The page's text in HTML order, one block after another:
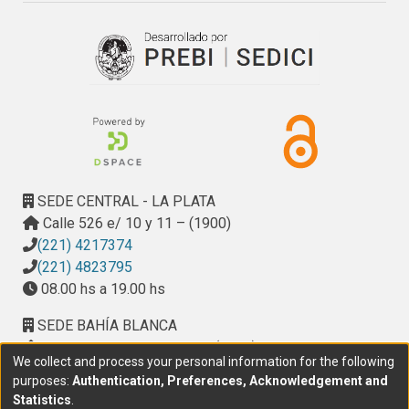
SEDE CENTRAL - LA PLATA
Calle 526 e/ 10 y 11 – (1900)
(221) 4217374
(221) 4823795
08.00 hs a 19.00 hs
SEDE BAHÍA BLANCA
Calle Ciudad de Cali 320 – (8000). Universidad
Provincial del Sudoeste (UPSO)
(291) 459 2550, interno 147
We collect and process your personal information for the following
purposes: Authentication, Preferences, Acknowledgement and
Statistics